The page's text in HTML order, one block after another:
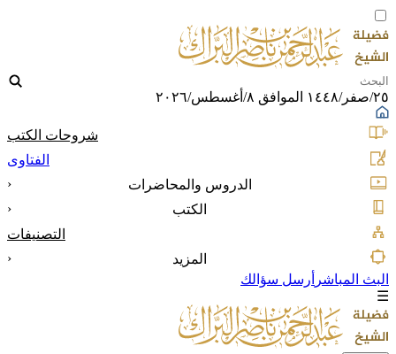
٢٥/صفر/١٤٤٨ الموافق ٨/أغسطس/٢٠٢٦
شروحات الكتب
الفتاوى
الدروس والمحاضرات
‹
الكتب
‹
التصنيفات
المزيد
‹
البث المباشر أرسل سؤالك
☰